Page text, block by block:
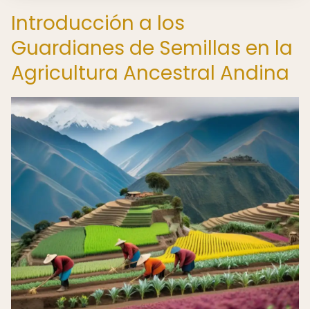
Introducción a los
Guardianes de Semillas en la
Agricultura Ancestral Andina